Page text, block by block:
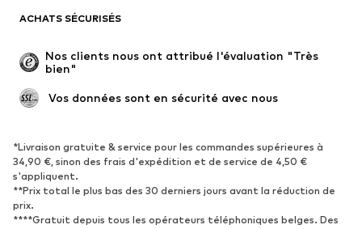
Occasions spéciales
Exclusif
Remise à neuf
Nouveautés
Tendance
Baskets
Bottines
Escarpins et talons hauts
Bottes
Sandales
Chaussures basses
ACHATS SÉCURISÉS
Nos clients nous ont attribué l'évaluation "Très
bien"
Vos données sont en sécurité avec nous
*Livraison gratuite & service pour les commandes supérieures à
34,90 €, sinon des frais d'expédition et de service de 4,50 €
s'appliquent.
**Prix total le plus bas des 30 derniers jours avant la réduction de
prix.
****Gratuit depuis tous les opérateurs téléphoniques belges. Des